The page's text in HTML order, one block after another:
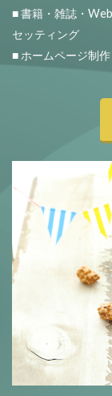
■ 書籍・雑誌・
セッティング
■ ホームページ制